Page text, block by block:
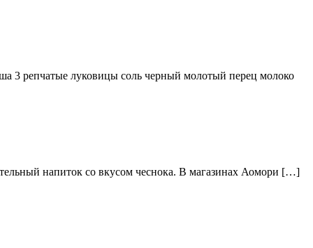
3 репчатые луковицы соль черный молотый перец молоко
напиток со вкусом чеснока. В магазинах Аомори […]